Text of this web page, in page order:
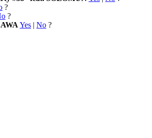
?
?
Yes | No ?